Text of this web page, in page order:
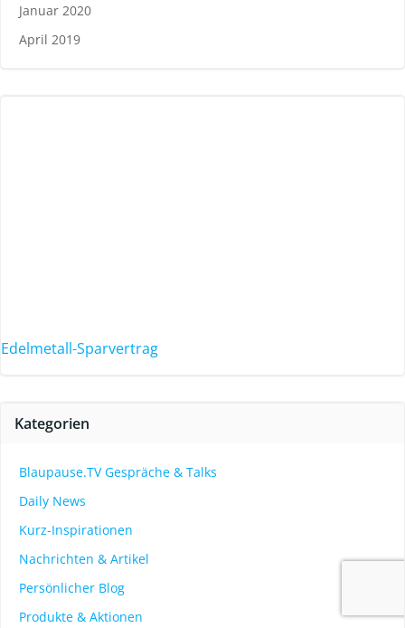
Januar 2020
April 2019
Edelmetall-Sparvertrag
Kategorien
Blaupause.TV Gespräche & Talks
Daily News
Kurz-Inspirationen
Nachrichten & Artikel
Persönlicher Blog
Produkte & Aktionen